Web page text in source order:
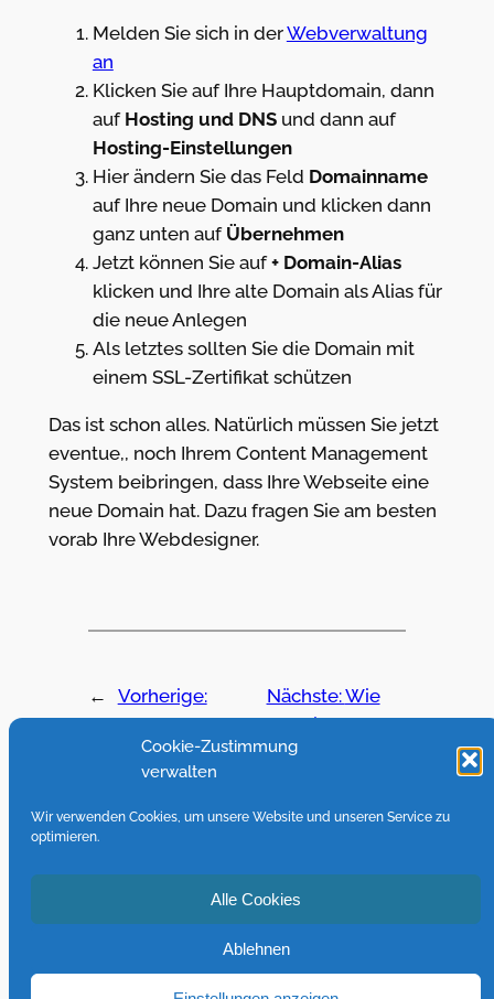
Cookie-Zustimmung
verwalten
Wir verwenden Cookies, um unsere Website und unseren Service zu
optimieren.
Alle Cookies
Ablehnen
Melden Sie sich in derWebverwaltung
an
Klicken Sie auf Ihre Hauptdomain, dann
auf Hosting und DNSund dann auf
Hosting-Einstellungen
Hier ändern Sie das Feld Domainname
auf Ihre neue Domain und klicken dann
ganz unten auf Übernehmen
Jetzt können Sie auf+ Domain-Alias
klicken und Ihre alte Domain als Alias für
die neue Anlegen
Als letztes sollten Sie die Domain mit
einem SSL-Zertifikat schützen
Das ist schon alles. Natürlich müssen Sie jetzt
eventue,, noch Ihrem Content Management
System beibringen, dass Ihre Webseite eine
neue Domain hat. Dazu fragen Sie am besten
vorab Ihre Webdesigner.
←
Vorherige:
Welche
Sonderzeichen im
Datei / Ordner -
namen sorgen für
einen Konflikt beim
Nächste:Wie
kann ich Fotos
vom
automatisch in